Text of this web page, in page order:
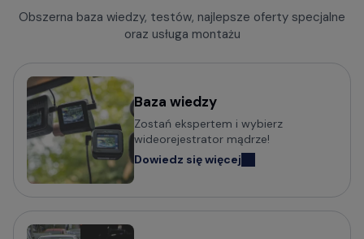
Kamery samochodowe z trybem parkingowym
Rejestratory trasy z czujnikiem ruchu
Mini kamery do samochodu - małe i dyskretne
Kamery samochodowe z obsługą komend głosowych
Wideorejestratory klasy Premium
Kamery samochodowe odczytujące tablice w nocy (z
Obszerna baza wiedzy, testów, najlepsze oferty specjalne
oraz usługa montażu
Baza wiedzy
Zostań ekspertem i wybierz
wideorejestrator mądrze!
Dowiedz się więcej